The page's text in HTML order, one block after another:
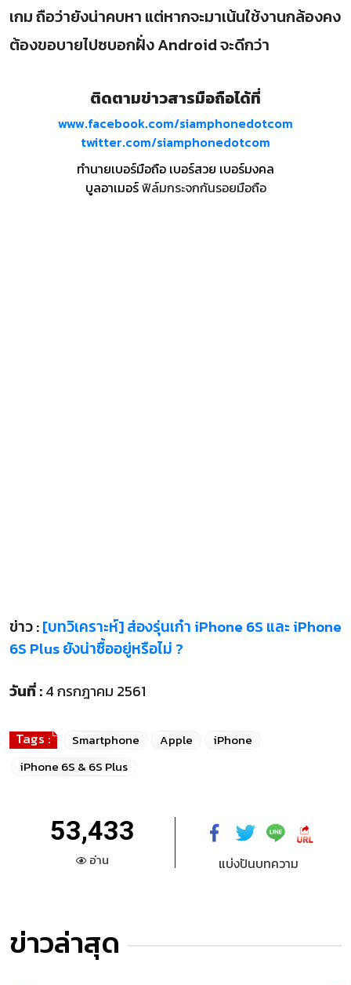
เกม ถือว่ายังน่าคบหา แต่หากจะมาเน้นใช้งานกล้องคง
ต้องขอบายไปซบอกฝั่ง Android จะดีกว่า
ติดตามข่าวสารมือถือได้ที่
www.facebook.com/siamphonedotcom
twitter.com/siamphonedotcom
ทำนายเบอร์มือถือ เบอร์สวย เบอร์มงคล
บูลอาเมอร์ฟิล์มกระจกกันรอยมือถือ
ข่าว :[บทวิเคราะห์] ส่องรุ่นเก๋า iPhone 6S และ iPhone
6S Plus ยังน่าซื้ออยู่หรือไม่ ?
วันที่ :4 กรกฎาคม 2561
Tags : Smartphone Apple
iPhone
iPhone 6S & 6S Plus
53,433
อ่าน แบ่งปันบทความ
ข่าวล่าสุด